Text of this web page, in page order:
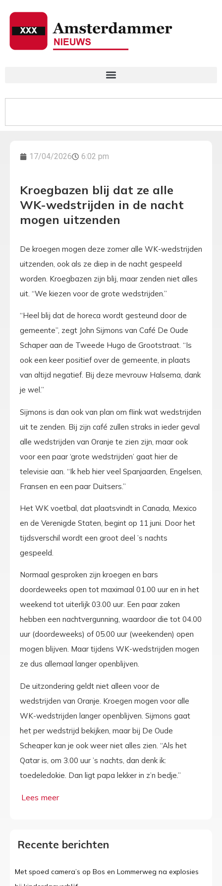
17/04/2026 6:02 pm
Kroegbazen blij dat ze alle
WK-wedstrijden in de nacht
mogen uitzenden
De kroegen mogen deze zomer alle WK-wedstrijden
uitzenden, ook als ze diep in de nacht gespeeld
worden. Kroegbazen zijn blij, maar zenden niet alles
uit. “We kiezen voor de grote wedstrijden.”
“Heel blij dat de horeca wordt gesteund door de
gemeente”, zegt John Sijmons van Café De Oude
Schaper aan de Tweede Hugo de Grootstraat. “Is
ook een keer positief over de gemeente, in plaats
van altijd negatief. Bij deze mevrouw Halsema, dank
je wel.”
Sijmons is dan ook van plan om flink wat wedstrijden
uit te zenden. Bij zijn café zullen straks in ieder geval
alle wedstrijden van Oranje te zien zijn, maar ook
voor een paar ‘grote wedstrijden’ gaat hier de
televisie aan. “Ik heb hier veel Spanjaarden, Engelsen,
Fransen en een paar Duitsers.”
Het WK voetbal, dat plaatsvindt in Canada, Mexico
en de Verenigde Staten, begint op 11 juni. Door het
tijdsverschil wordt een groot deel ’s nachts
gespeeld.
Normaal gesproken zijn kroegen en bars
doordeweeks open tot maximaal 01.00 uur en in het
weekend tot uiterlijk 03.00 uur. Een paar zaken
hebben een nachtvergunning, waardoor die tot 04.00
uur (doordeweeks) of 05.00 uur (weekenden) open
mogen blijven. Maar tijdens WK-wedstrijden mogen
ze dus allemaal langer openblijven.
De uitzondering geldt niet alleen voor de
wedstrijden van Oranje. Kroegen mogen voor alle
WK-wedstrijden langer openblijven. Sijmons gaat
het per wedstrijd bekijken, maar bij De Oude
Scheaper kan je ook weer niet alles zien. “Als het
Qatar is, om 3.00 uur ’s nachts, dan denk ik:
toedeledokie. Dan ligt papa lekker in z’n bedje.”
Recente berichten
Met spoed camera’s op Bos en Lommerweg na explosies